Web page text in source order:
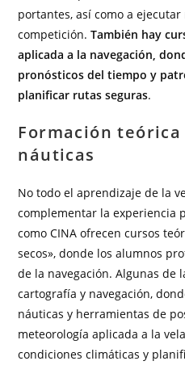
portantes, así como a
competición.También hay
aplicada a la navegación,
pronósticos del tiempo y
planificar rutas seguras.
Formación
náuticas
No todo el aprendizaje de la
complementar la experiencia
como CINA ofrecen cursos
secos», donde los alumnos
de la navegación. Algunas de
cartografía y navegación,
náuticas y herramientas de
meteorología aplicada a la
condiciones climáticas y